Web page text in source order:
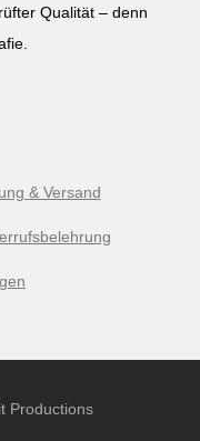
Qualität – denn
& Versand
Productions